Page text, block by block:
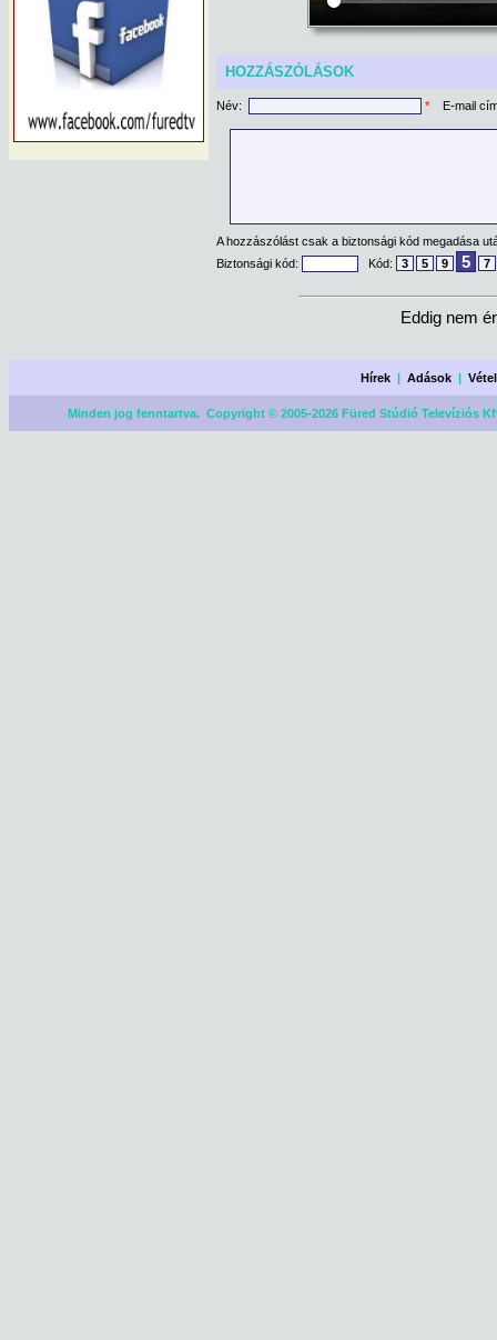
HOZZÁSZÓLÁSOK
Név: * E-mail
A hozzászólást csak a biztonsági kód megadása
Biztonsági kód:
Kód: 3 5 9 5 7
Eddig nem
Hírek |Adások |
Minden jog fenntartva. Copyright © 2005-2026 Füred Stúdió Televíziós